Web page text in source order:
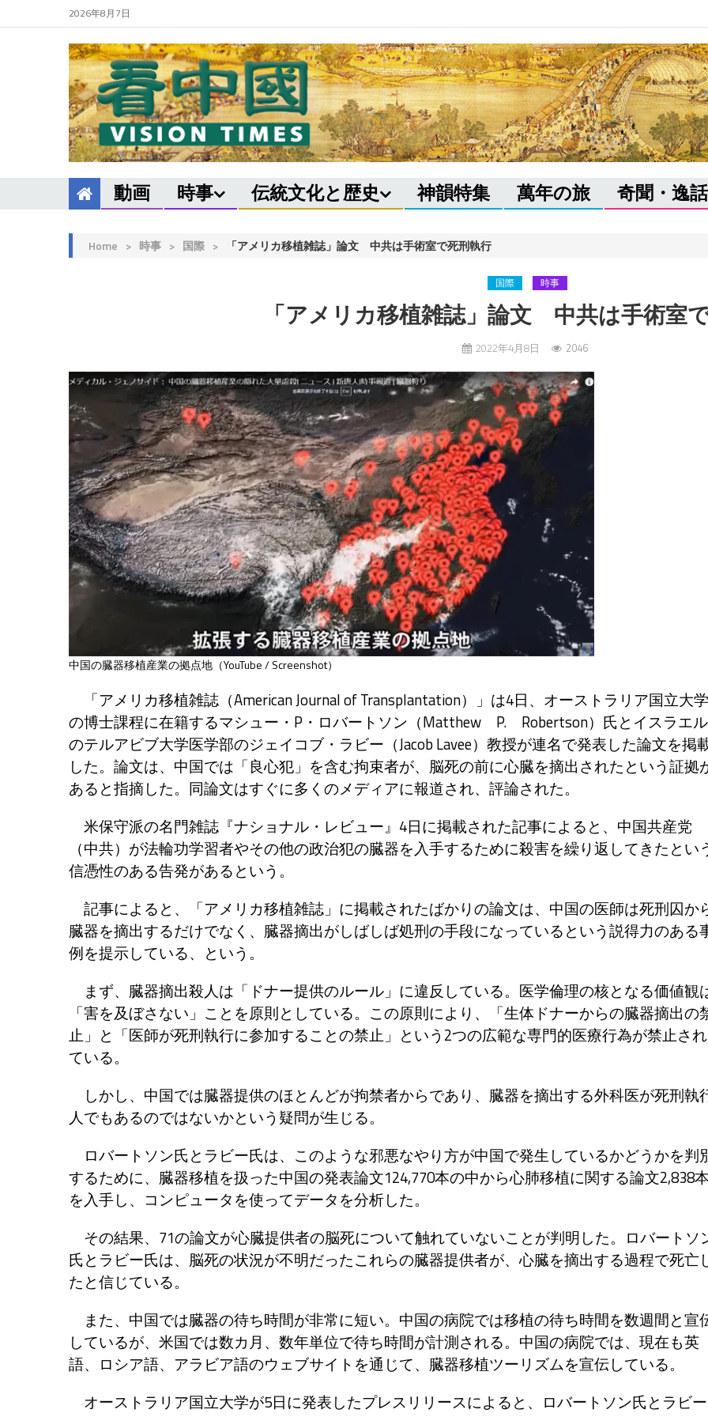
2026年8月7日
動画 時事 伝統文化と歴史 神韻特集 萬年の旅 奇聞・逸話
Home > 時事 > 国際 > 「アメリカ移植雑誌」論文 中共は手術室で死刑執行
国際 時事
「アメリカ移植雑誌」論文 中共は手術室
2022年4月8日 2046
中国の臓器移植産業の拠点地（YouTube / Screenshot）
「アメリカ移植雑誌（American Journal of Transplantation）」は4日、オーストラリア国立大学
の博士課程に在籍するマシュー・P・ロバートソン（Matthew P. Robertson）氏とイスラエル
のテルアビブ大学医学部のジェイコブ・ラビー（Jacob Lavee）教授が連名で発表した論文を掲
した。論文は、中国では「良心犯」を含む拘束者が、脳死の前に心臓を摘出されたという証拠
あると指摘した。同論文はすぐに多くのメディアに報道され、評論された。
米保守派の名門雑誌『ナショナル・レビュー』4日に掲載された記事によると、中国共産党
（中共）が法輪功学習者やその他の政治犯の臓器を入手するために殺害を繰り返してきたとい
信憑性のある告発があるという。
記事によると、「アメリカ移植雑誌」に掲載されたばかりの論文は、中国の医師は死刑囚か
臓器を摘出するだけでなく、臓器摘出がしばしば処刑の手段になっているという説得力のある
例を提示している、という。
まず、臓器摘出殺人は「ドナー提供のルール」に違反している。医学倫理の核となる価値観
「害を及ぼさない」ことを原則としている。この原則により、「生体ドナーからの臓器摘出の
止」と「医師が死刑執行に参加することの禁止」という2つの広範な専門的医療行為が禁止され
ている。
しかし、中国では臓器提供のほとんどが拘禁者からであり、臓器を摘出する外科医が死刑執
人でもあるのではないかという疑問が生じる。
ロバートソン氏とラビー氏は、このような邪悪なやり方が中国で発生しているかどうかを判
するために、臓器移植を扱った中国の発表論文124,770本の中から心肺移植に関する論文2,838本
を入手し、コンピュータを使ってデータを分析した。
その結果、71の論文が心臓提供者の脳死について触れていないことが判明した。ロバートソ
氏とラビー氏は、脳死の状況が不明だったこれらの臓器提供者が、心臓を摘出する過程で死亡
たと信じている。
また、中国では臓器の待ち時間が非常に短い。中国の病院では移植の待ち時間を数週間と宣
しているが、米国では数カ月、数年単位で待ち時間が計測される。中国の病院では、現在も英
語、ロシア語、アラビア語のウェブサイトを通じて、臓器移植ツーリズムを宣伝している。
オーストラリア国立大学が5日に発表したプレスリリースによると、ロバートソン氏とラビー